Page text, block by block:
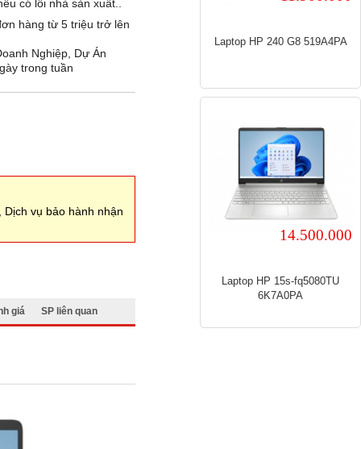
có lỗi nhà sản xuất..
hàng từ 5 triệu trở lên
Nghiệp, Dự Án
trong tuần
vụ bảo hành nhận
giá SP liên quan
Laptop HP 240 G8 519A4PA
14.500.000
Laptop HP 15s-fq5080TU
6K7A0PA